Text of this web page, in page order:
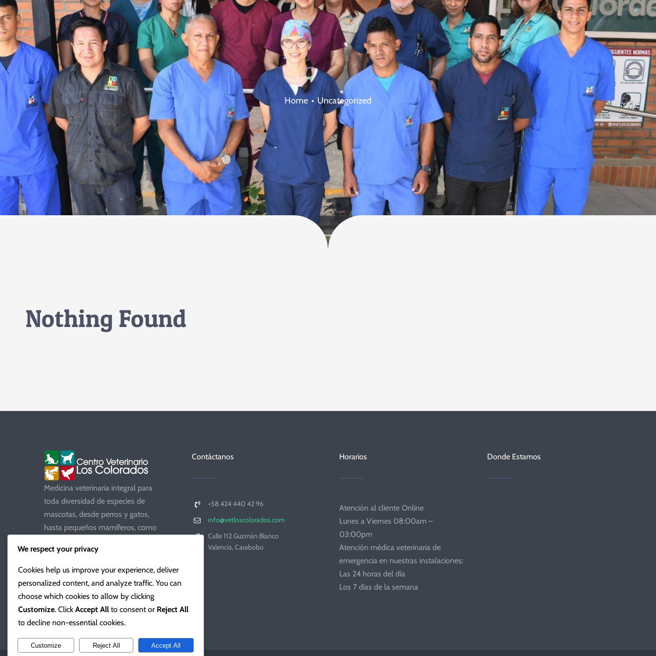
Home Uncategorized
Nothing Found
Medicina veterinaria integral para
toda diversidad de especies de
mascotas, desde perros y gatos,
hasta pequeños mamíferos, como
hurones y erizos. Inclusive aves,
mamíferos y reptiles silvestres.
Contáctanos
+58 424 440 42 96
info@vetloscolorados.com
Calle 112 Guzmán Blanco
Valencia, Carabobo
Horarios
Atención al cliente Online
Lunes a Viernes 08:00am –
03:00pm
Atención médica veterinaria de
emergencia en nuestras instalaciones:
Las 24 horas del día
Los 7 días de la semana
Donde Estamos
We respect your privacy
Cookies help us improve your experience, deliver
personalized content, and analyze traffic. You can
choose which cookies to allow by clicking
Customize. Click Accept All to consent or Reject All
to decline non-essential cookies.
Customize Reject All Accept All